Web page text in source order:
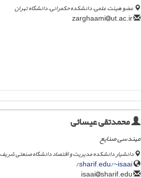
عضو هیئت علمی، دانشکده حکمرانی، دانشگاه تهران
ut.ac.ir
محمدتقی عیسائی
مهندسی صنایع
دانشیار دانشکده مدیریت و اقتصاد دانشگاه صنعتی شریف
sharif.edu/~isaai/
sharif.edu